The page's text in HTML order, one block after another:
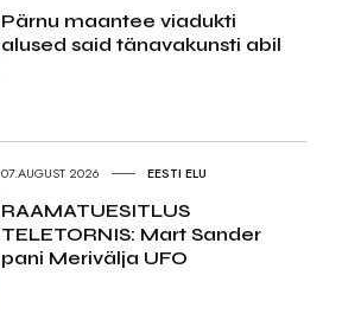
Pärnu maantee viadukti
alused said tänavakunsti abil
07.AUGUST 2026 EESTI ELU
RAAMATUESITLUS
TELETORNIS: Mart Sander
pani Merivälja UFO